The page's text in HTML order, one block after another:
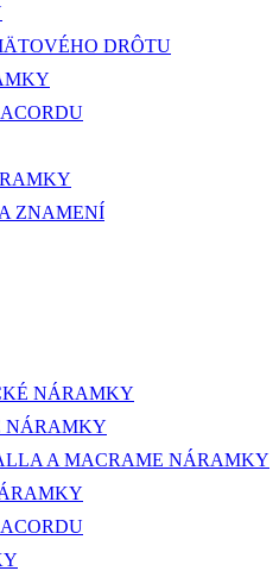
DRÔTU
ZNAMENÍ
NÁRAMKY
NÁRAMKY
A MACRAME NÁRAMKY